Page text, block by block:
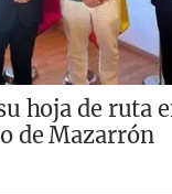
hoja de ruta
de Mazarrón